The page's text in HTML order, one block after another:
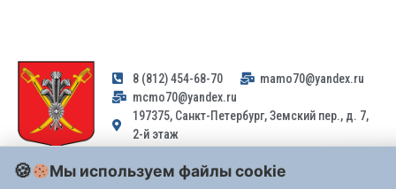
8 (812) 454-68-70
mamo70@yandex.ru
mcmo70@yandex.ru
197375, Санкт-Петербург, Земский пер., д. 7,
2-й этаж
Заявления и обращения граждан и организаций, поступившие на
Мы используем файлы cookie